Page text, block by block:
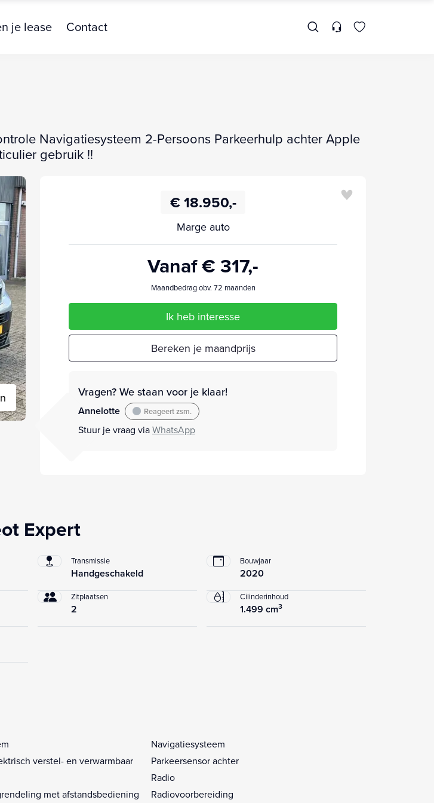
je lease Contact
Navigatiesysteem 2-Persoons Parkeerhulp achter Apple
gebruik !!
€ 18.950,-
Marge auto
Vanaf € 317,-
Maandbedrag obv. 72 maanden
Ik heb interesse
Bereken je maandprijs
Vragen? We staan voor je klaar!
Annelotte Reageert zsm.
Stuur je vraag viaWhatsApp
Expert
Transmissie
Handgeschakeld
Bouwjaar
2020
Zitplaatsen
2
Cilinderinhoud
1.499 cm3
verstel- en verwarmbaar
met afstandsbediening
Navigatiesysteem
Parkeersensor achter
Radio
Radiovoorbereiding